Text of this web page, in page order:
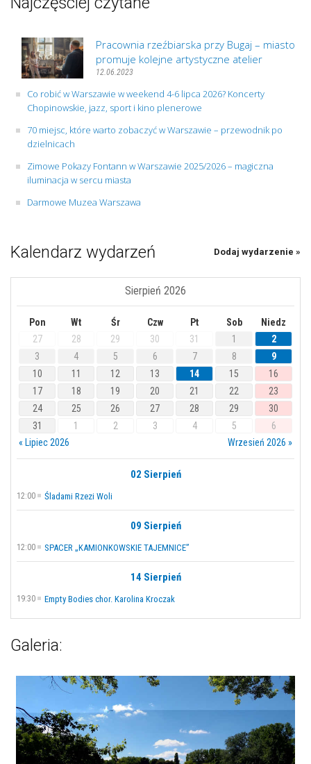
Pracownia rzeźbiarska przy Bugaj – miasto
promuje kolejne artystyczne atelier
12.06.2023
Co robić w Warszawie w weekend 4-6 lipca 2026? Koncerty
Chopinowskie, jazz, sport i kino plenerowe
70 miejsc, które warto zobaczyć w Warszawie – przewodnik po
dzielnicach
Zimowe Pokazy Fontann w Warszawie 2025/2026 – magiczna
iluminacja w sercu miasta
Darmowe Muzea Warszawa
Kalendarz wydarzeń Dodaj wydarzenie »
Sierpień 2026
Pon Wt Śr Czw Pt Sob
Niedz
27
28 29 30 31 1
2
3
4 5 6 7 8
9
10
11 12 13 14 15
16
17
18 19 20 21 22
23
24
25 26 27 28 29
30
31
1 2 3 4 5
6
« Lipiec 2026
Wrzesień 2026 »
02 Sierpień
12:00 Śladami Rzezi Woli
09 Sierpień
12:00 SPACER „KAMIONKOWSKIE TAJEMNICE”
14 Sierpień
19:30 Empty Bodies chor. Karolina Kroczak
Galeria: